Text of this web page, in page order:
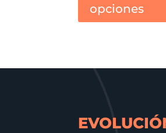
opciones